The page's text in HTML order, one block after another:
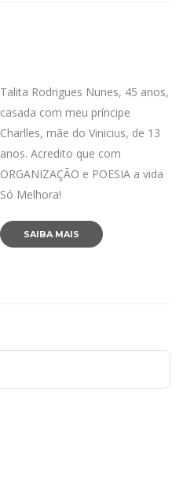
Talita Rodrigues Nunes, 45 anos,
casada com meu príncipe
Charlles, mãe do Vinicius, de 13
anos. Acredito que com
ORGANIZAÇÃO e POESIA a vida
Só Melhora!
SAIBA MAIS